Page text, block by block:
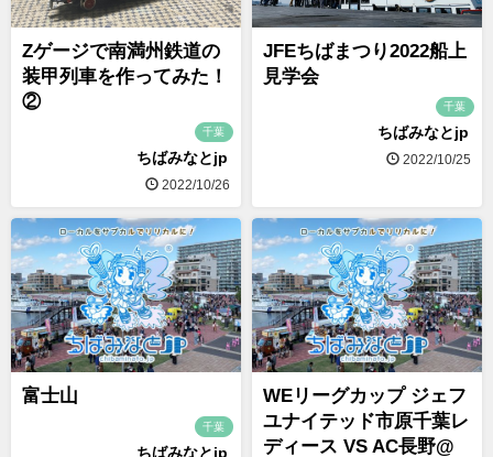
Zゲージで南満州鉄道の
装甲列車を作ってみた！
②
千葉
ちばみなとjp
2022/10/26
JFEちばまつり2022船上
見学会
千葉
ちばみなとjp
2022/10/25
富士山
千葉
ちばみなとjp
WEリーグカップ ジェフ
ユナイテッド市原千葉レ
ディース VS AC長野@